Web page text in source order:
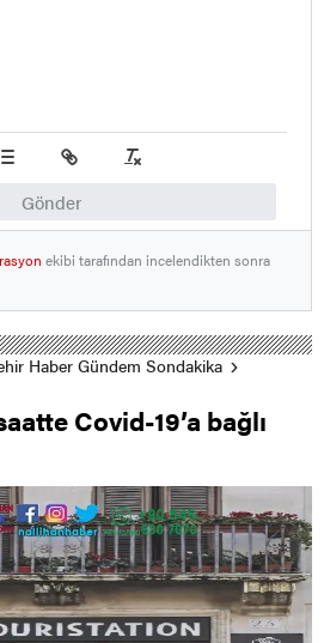
Gönder
ekibi tarafından incelendikten sonra
Haber Gündem Sondakika
Covid-19’a bağlı